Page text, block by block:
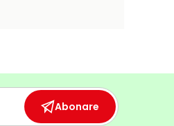
Abonare